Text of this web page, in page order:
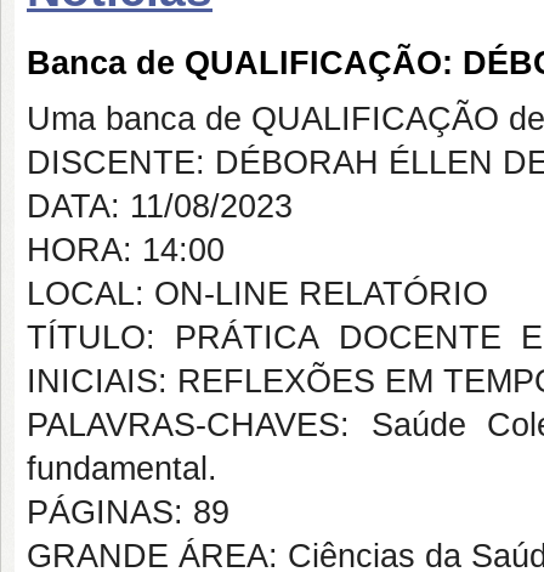
Banca de QUALIFICAÇÃO:
Uma banca de QUALIFICAÇÃO
DISCENTE: DÉBORAH ÉLLEN
DATA: 11/08/2023
HORA: 14:00
LOCAL: ON-LINE RELATÓRIO
TÍTULO: PRÁTICA DOCENTE
INICIAIS: REFLEXÕES EM
PALAVRAS-CHAVES: Saúde
fundamental.
PÁGINAS: 89
GRANDE ÁREA: Ciências da